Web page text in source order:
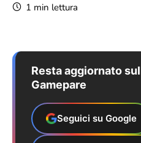
1 min lettura
Resta aggiornato
Gamepare
Seguici su Google